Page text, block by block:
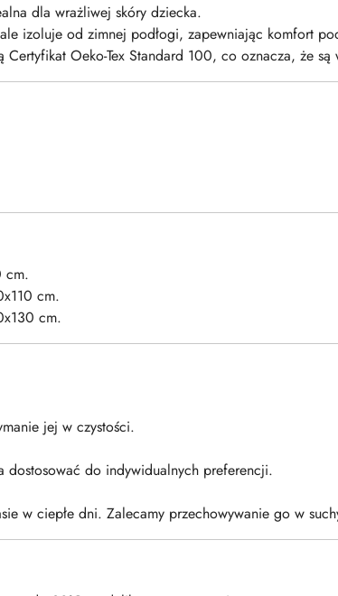
dla wrażliwej skóry dziecka.
izoluje od zimnej podłogi, zapewniając komfort
Certyfikat Oeko-Tex Standard 100, co oznacza, że
cm.
cm.
cm.
jej w czystości.
dostosować do indywidualnych preferencji.
w ciepłe dni. Zalecamy przechowywanie go w